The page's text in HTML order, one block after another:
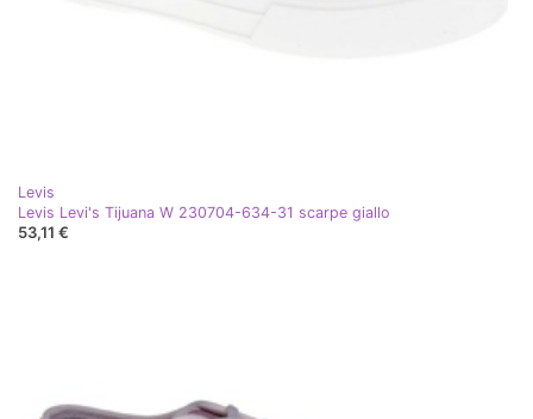
Levis
Levis Levi's Tijuana W 230704-634-31 scarpe giallo
53,11 €